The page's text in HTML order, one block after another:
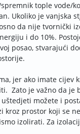
tople vode/
Ukoliko je vanjska
da nije tvornički
i do 10%.
posao, stvarajući
jer ako imate cijev
Zato je važno da je
možete i
kroz prostor koji se
izolirati. Za